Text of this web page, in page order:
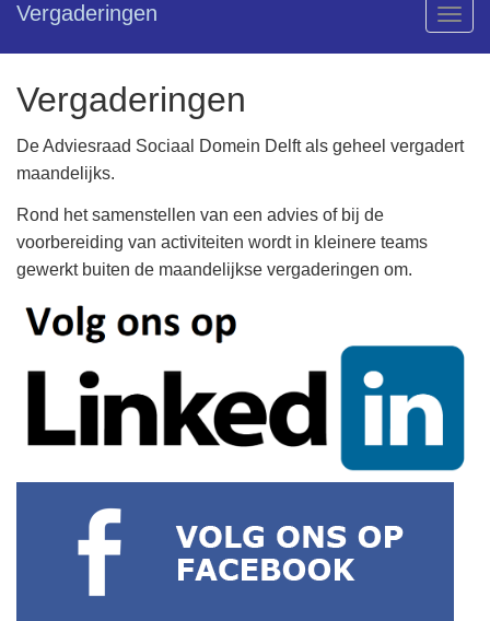
Vergaderingen
Vergaderingen
De Adviesraad Sociaal Domein Delft als geheel vergadert
maandelijks.
Rond het samenstellen van een advies of bij de
voorbereiding van activiteiten wordt in kleinere teams
gewerkt buiten de maandelijkse vergaderingen om.